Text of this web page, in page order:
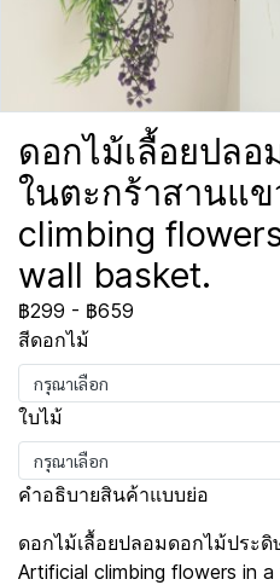
ดอกไม้เลื้อยปล
ในตะกร้าสานแ
climbing
wall basket.
฿299 - ฿659
สีดอกไม้
กรุณาเลือก
ใบไม้
กรุณาเลือก
คำอธิบายสินค้าแบบย่อ
ดอกไม้เลื้อยปลอมดอกไม้ประ
Artificial climbing flowers in